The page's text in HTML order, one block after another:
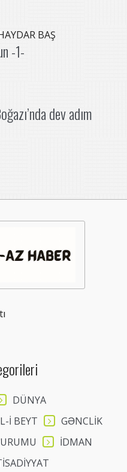
BAŞ
-1-
dev adım
DÜNYA
İ BEYT
GƏNCLİK
İDMAN